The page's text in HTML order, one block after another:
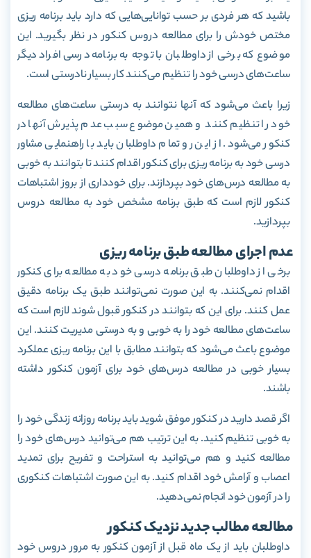
باشید که هر فردی بر حسب توانایی‌هایی که دارد باید برنامه ریزی
مختص خودش را برای مطالعه دروس کنکور در نظر بگیرید. این
موضوع که برخی از داوطلبان با توجه به برنامه درسی افراد دیگر
ساعت‌های درسی خود را تنظیم می‌کنند کار بسیار نادرستی است.
زیرا باعث می‌شود که آنها نتوانند به درستی ساعت‌های مطالعه
خود را تنظیم کنند و همین موضوع سبب عدم پذیرش آنها در
کنکور می‌شود. از این رو تمام داوطلبان باید با راهنمایی مشاور
درسی خود به برنامه ریزی برای کنکور اقدام کنند تا بتوانند به خوبی
به مطالعه درس‌های خود بپردازند. برای خودداری از بروز اشتباهات
کنکور لازم است که طبق برنامه مشخص خود به مطالعه دروس
بپردازید.
عدم اجرای مطالعه طبق برنامه ریزی
برخی از داوطلبان طبق برنامه درسی خود به مطالعه برای کنکور
اقدام نمی‌کنند. به این صورت نمی‌توانند طبق یک برنامه دقیق
عمل کنند. برای این که بتوانند در کنکور قبول شوند لازم است که
ساعت‌های مطالعه خود را به خوبی و به درستی مدیریت کنند. این
موضوع باعث می‌شود که بتوانند مطابق با این برنامه ریزی عملکرد
بسیار خوبی در مطالعه درس‌های خود برای آزمون کنکور داشته
باشند.
اگر قصد دارید در کنکور موفق شوید باید برنامه روزانه زندگی خود را
به خوبی تنظیم کنید. به این ترتیب هم می‌توانید درس‌های خود را
مطالعه کنید و هم می‌توانید به استراحت و تفریح برای تمدید
اعصاب و آرامش خود اقدام کنید. به این صورت اشتباهات کنکوری
را در آزمون خود انجام نمی‌دهید.
مطالعه مطالب جدید نزدیک کنکور
داوطلبان باید از یک ماه قبل از آزمون کنکور به مرور دروس خود